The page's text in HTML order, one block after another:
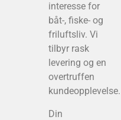
interesse for
båt-, fiske- og
friluftsliv. Vi
tilbyr rask
levering og en
overtruffen
kundeopplevelse.
Din